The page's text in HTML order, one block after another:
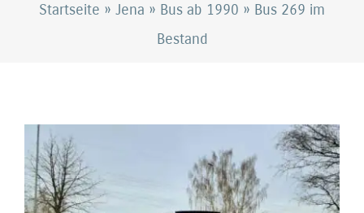
Startseite » Jena » Bus ab 1990 » Bus 269 im
Bestand
Zeige
grösseres
Bild